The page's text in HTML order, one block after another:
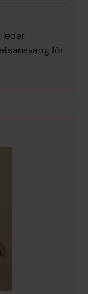
för